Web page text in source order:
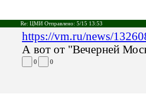
Re: ЦМИ Отправлено: 5/15 13:53
https://vm.ru/news/
А вот от "Вечерней
0 0